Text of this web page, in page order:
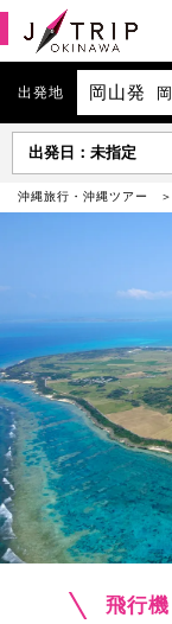
出発地 岡山発
出発日：未指定
沖縄旅行・沖縄ツアー
飛行